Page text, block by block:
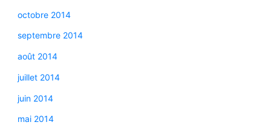
octobre 2014
septembre 2014
août 2014
juillet 2014
juin 2014
mai 2014